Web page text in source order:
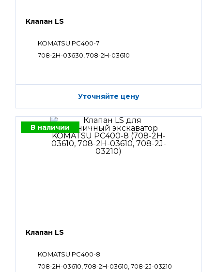
Клапан LS
KOMATSU PC400-7
708-2H-03630, 708-2H-03610
Уточняйте цену
В наличии
Клапан LS
KOMATSU PC400-8
708-2H-03610, 708-2H-03610, 708-2J-03210